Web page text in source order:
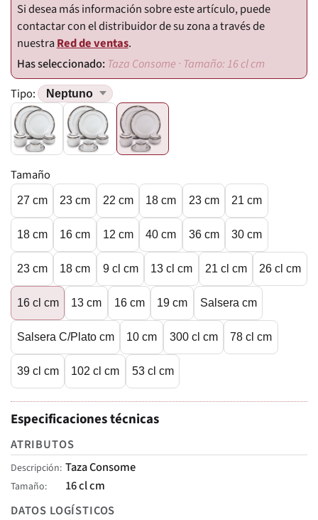
Si desea más información sobre este artículo, puede
contactar con el distribuidor de su zona a través de
nuestraRed de ventas.
Taza Consome · Tamaño: 16 cl cm
Tipo:
Tamaño
27 cm 23 cm 22 cm 18 cm 23 cm 21 cm
18 cm 16 cm 12 cm 40 cm 36 cm 30 cm
23 cm 18 cm 9 cl cm 13 cl cm 21 cl cm 26 cl cm
16 cl cm 13 cm 16 cm 19 cm Salsera cm
Salsera C/Plato cm 10 cm 300 cl cm 78 cl cm
39 cl cm 102 cl cm 53 cl cm
Especificaciones técnicas
ATRIBUTOS
Descripción Taza Consome
Tamaño
16 cl cm
DATOS LOGÍSTICOS